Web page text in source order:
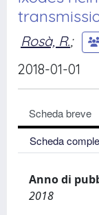
Rosà, R.;
2018-01-01
Scheda breve
Scheda
Anno di
2018